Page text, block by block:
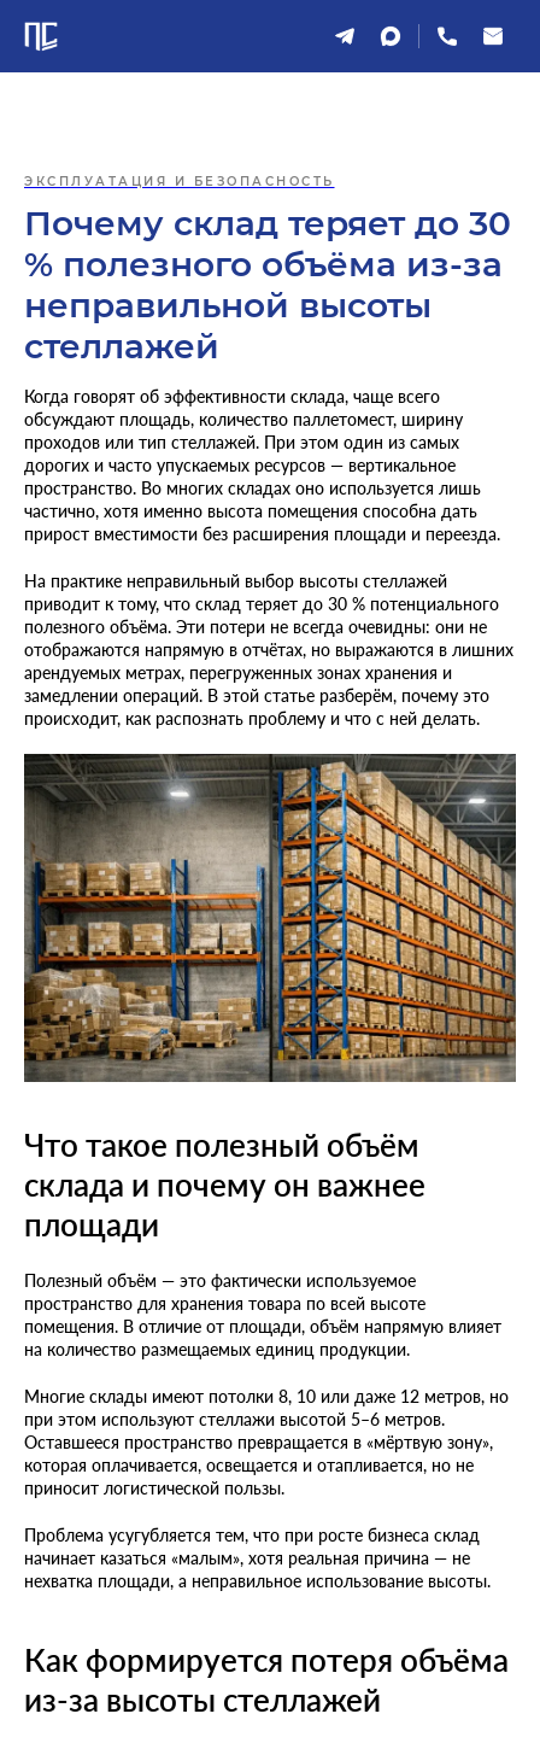
ЭКСПЛУАТАЦИЯ И БЕЗОПАСНОСТЬ
Почему склад теряет до 30
% полезного объёма из-за
неправильной высоты
стеллажей
Когда говорят об эффективности склада, чаще всего
обсуждают площадь, количество паллетомест, ширину
проходов или тип стеллажей. При этом один из самых
дорогих и часто упускаемых ресурсов — вертикальное
пространство. Во многих складах оно используется лишь
частично, хотя именно высота помещения способна дать
прирост вместимости без расширения площади и переезда.
На практике неправильный выбор высоты стеллажей
приводит к тому, что склад теряет до 30 % потенциального
полезного объёма. Эти потери не всегда очевидны: они не
отображаются напрямую в отчётах, но выражаются в лишних
арендуемых метрах, перегруженных зонах хранения и
замедлении операций. В этой статье разберём, почему это
происходит, как распознать проблему и что с ней делать.
Что такое полезный объём
склада и почему он важнее
площади
Полезный объём — это фактически используемое
пространство для хранения товара по всей высоте
помещения. В отличие от площади, объём напрямую влияет
на количество размещаемых единиц продукции.
Многие склады имеют потолки 8, 10 или даже 12 метров, но
при этом используют стеллажи высотой 5–6 метров.
Оставшееся пространство превращается в «мёртвую зону»,
которая оплачивается, освещается и отапливается, но не
приносит логистической пользы.
Проблема усугубляется тем, что при росте бизнеса склад
начинает казаться «малым», хотя реальная причина — не
нехватка площади, а неправильное использование высоты.
Как формируется потеря объёма
из-за высоты стеллажей